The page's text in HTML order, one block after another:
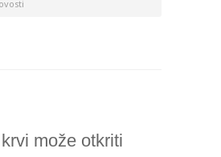
može otkriti